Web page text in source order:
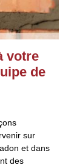
votre
de
sur
et dans
des